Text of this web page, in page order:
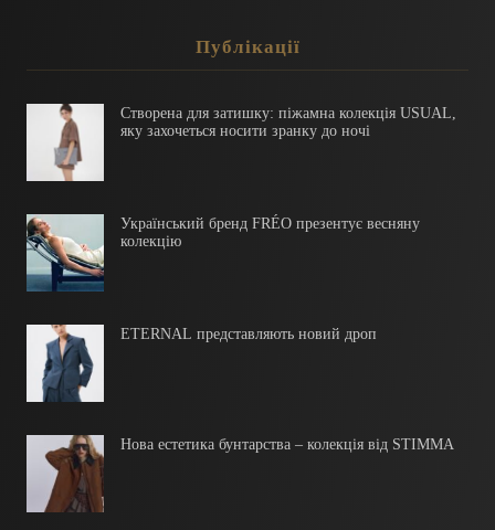
Публікації
Створена для затишку: піжамна колекція USUAL,
яку захочеться носити зранку до ночі
Український бренд FRÉO презентує весняну
колекцію
ETERNAL представляють новий дроп
Нова естетика бунтарства – колекція від STIMMA